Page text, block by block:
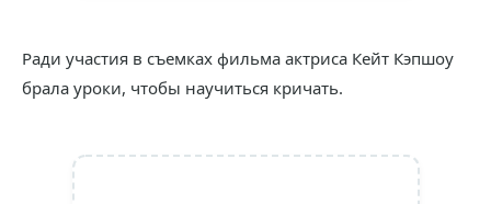
Ради участия в съемках фильма актриса Кейт Кэпшоу
брала уроки, чтобы научиться кричать.